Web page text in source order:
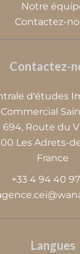
Notre
Contactez-
Contactez-
d'études
694, Route du
Les Adrets-
France
+33 4 94 40
Langues